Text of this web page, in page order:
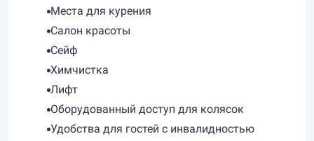
Места для курения
Салон красоты
Сейф
Химчистка
Лифт
Оборудованный доступ для колясок
Удобства для гостей с инвалидностью